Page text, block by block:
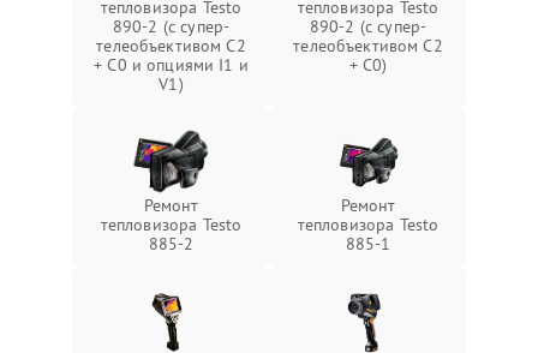
тепловизора Testo
890-2 (c супер-
телеобъективом C2
+ C0 и опциями I1 и
V1)
тепловизора Testo
890-2 (c супер-
телеобъективом C2
+ C0)
Ремонт
тепловизора Testo
885-2
Ремонт
тепловизора Testo
885-1